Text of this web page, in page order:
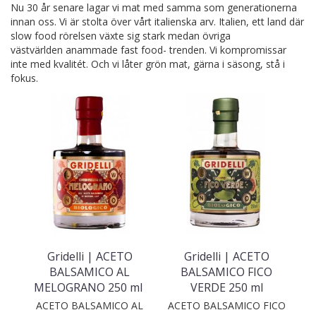
Nu 30 år senare lagar vi mat med samma som generationerna
innan oss. Vi är stolta över vårt italienska arv. Italien, ett land där
slow food rörelsen växte sig stark medan övriga
västvärlden anammade fast food- trenden. Vi kompromissar
inte med kvalitét. Och vi låter grön mat, gärna i säsong, stå i
fokus.
Gridelli | ACETO
BALSAMICO AL
MELOGRANO 250 ml
ACETO BALSAMICO AL
Gridelli | ACETO
BALSAMICO FICO
VERDE 250 ml
ACETO BALSAMICO FICO